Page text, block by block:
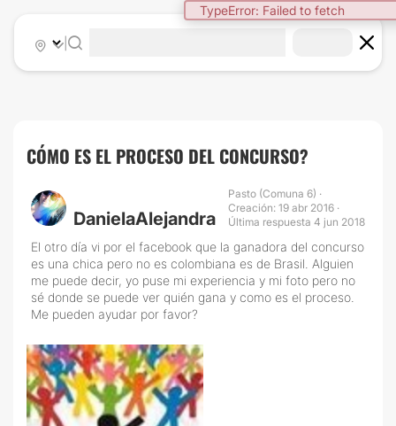
TypeError: Failed to fetch
|
CÓMO ES EL PROCESO DEL CONCURSO?
DanielaAlejandra
Pasto (Comuna 6) ·
Creación: 19 abr 2016 ·
Última respuesta 4 jun 2018
El otro día vi por el facebook que la ganadora del concurso
es una chica pero no es colombiana es de Brasil. Alguien
me puede decir, yo puse mi experiencia y mi foto pero no
sé donde se puede ver quién gana y como es el proceso.
Me pueden ayudar por favor?